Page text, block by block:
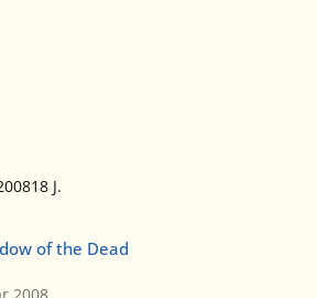
18 J.
of the Dead